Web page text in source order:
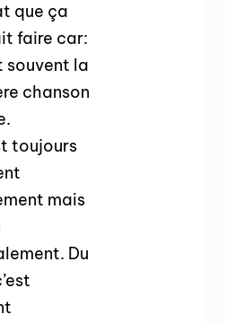
que ça
faire car:
souvent la
chanson
toujours
mais
Du